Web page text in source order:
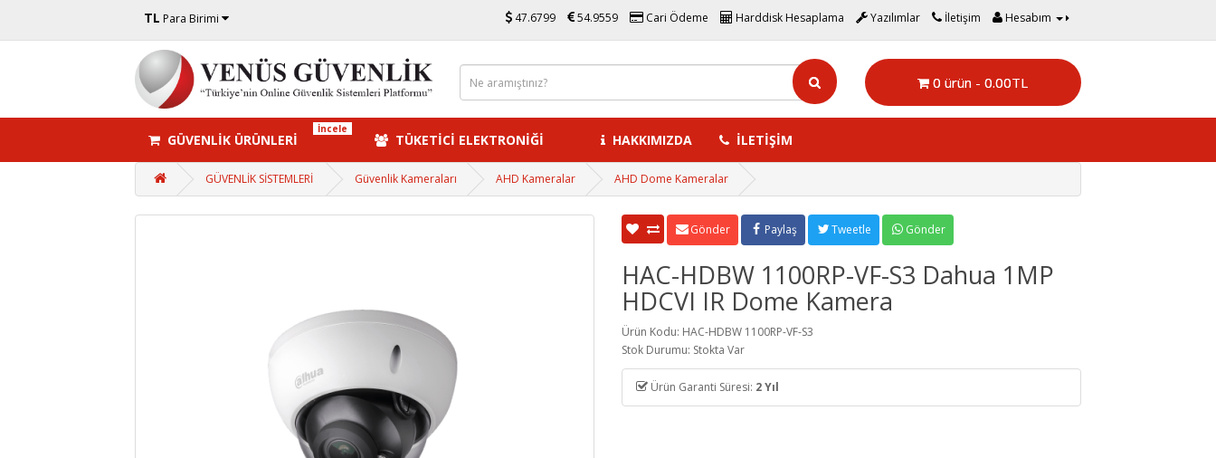
TL Para Birimi 47.6799 54.9559 Cari Ödeme Harddisk Hesaplama Yazılımlar İletişim Hesabım
0 ürün - 0.00TL
GÜVENLİK ÜRÜNLERİ
İncele
TÜKETİCİ ELEKTRONİĞİ HAKKIMIZDA İLETİŞİM
GÜVENLİK SİSTEMLERİ Güvenlik Kameraları AHD Kameralar AHD Dome Kameralar
Gönder Paylaş Tweetle Gönder
HAC-HDBW 1100RP-VF-S3 Dahua 1MP
HDCVI IR Dome Kamera
Ürün Kodu: HAC-HDBW 1100RP-VF-S3
Stok Durumu: Stokta Var
Ürün Garanti Süresi: 2 Yıl